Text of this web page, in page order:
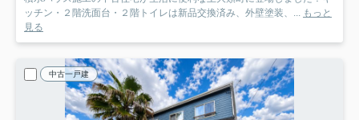
ッチン・２階洗面台・２階トイレは新品交換済み、外壁塗装、... もっと
見る
中古一戸建